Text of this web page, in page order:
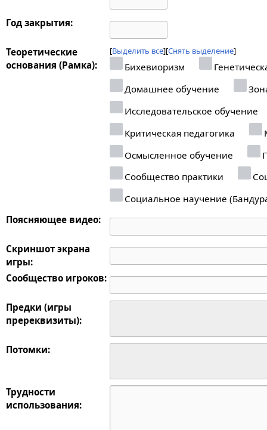
Год закрытия:
Теоретические
основания (Рамка):
Выделить все Снять выделение
Бихевиоризм
Домашнее обучение
Исследовательское обучение
Критическая педагогика
Осмысленное обучение
Сообщество практики
Социальное научение
Поясняющее видео:
Скриншот экрана
игры:
Сообщество игроков:
Предки (игры
пререквизиты):
Потомки:
Трудности
использования: